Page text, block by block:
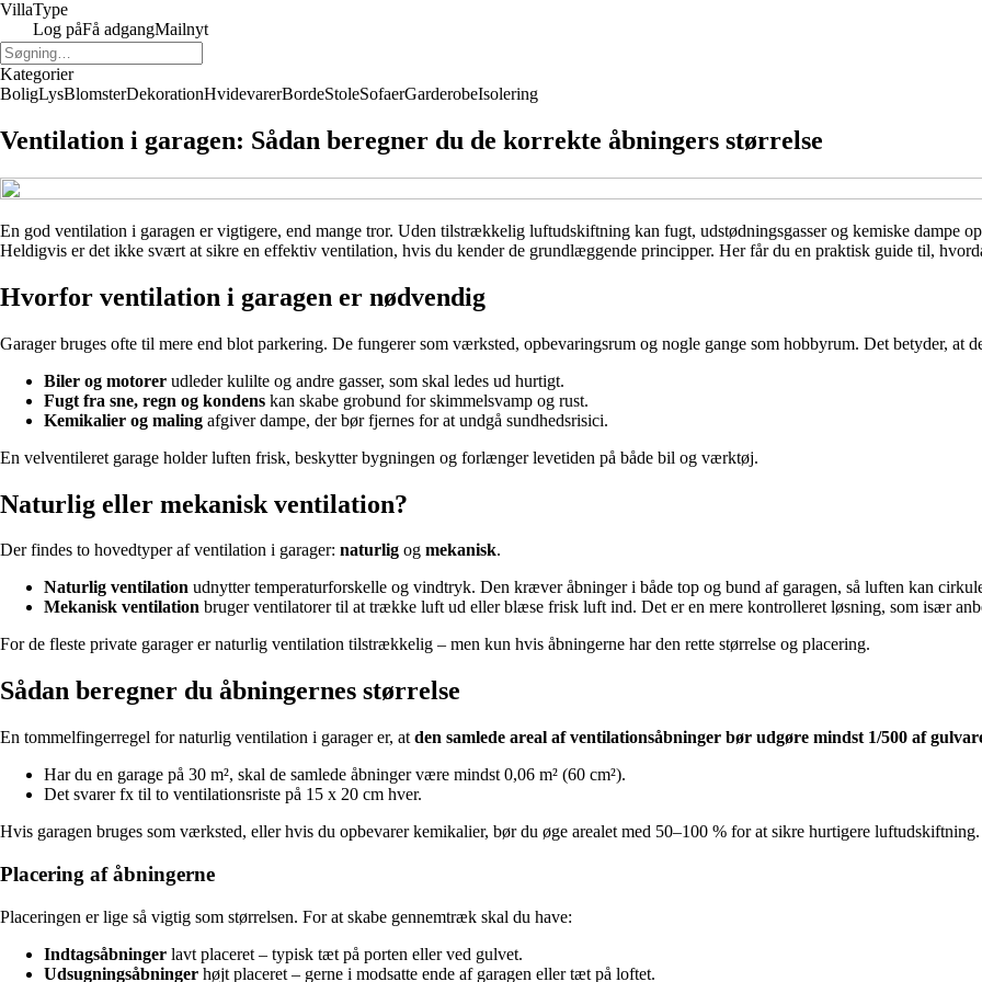
VillaType
Log påFå adgangMailnyt
Kategorier
BoligLysBlomsterDekorationHvidevarerBordeStoleSofaerGarderobeIsolering
Ventilation i garagen: Sådan beregner du de korrekte åbningers størrelse
En god ventilation i garagen er vigtigere, end mange tror. Uden tilstrækkelig luftudskiftning kan fugt, udstødningsgasser og kemiske dampe
Heldigvis er det ikke svært at sikre en effektiv ventilation, hvis du kender de grundlæggende principper. Her får du en praktisk guide til,
Hvorfor ventilation i garagen er nødvendig
Garager bruges ofte til mere end blot parkering. De fungerer som værksted, opbevaringsrum og nogle gange som hobbyrum. Det betyder, at
Biler og motorer udleder kulilte og andre gasser, som skal ledes ud hurtigt.
Fugt fra sne, regn og kondens kan skabe grobund for skimmelsvamp og rust.
Kemikalier og maling afgiver dampe, der bør fjernes for at undgå sundhedsrisici.
En velventileret garage holder luften frisk, beskytter bygningen og forlænger levetiden på både bil og værktøj.
Naturlig eller mekanisk ventilation?
Der findes to hovedtyper af ventilation i garager: naturlig og mekanisk.
Naturlig ventilation udnytter temperaturforskelle og vindtryk. Den kræver åbninger i både top og bund af garagen, så luften kan
Mekanisk ventilation bruger ventilatorer til at trække luft ud eller blæse frisk luft ind. Det er en mere kontrolleret løsning, som især
For de fleste private garager er naturlig ventilation tilstrækkelig – men kun hvis åbningerne har den rette størrelse og placering.
Sådan beregner du åbningernes størrelse
En tommelfingerregel for naturlig ventilation i garager er, at den samlede areal af ventilationsåbninger bør udgøre mindst 1/500 af
Har du en garage på 30 m², skal de samlede åbninger være mindst 0,06 m² (60 cm²).
Det svarer fx til to ventilationsriste på 15 x 20 cm hver.
Hvis garagen bruges som værksted, eller hvis du opbevarer kemikalier, bør du øge arealet med 50–100 % for at sikre hurtigere luftudskiftning.
Placering af åbningerne
Placeringen er lige så vigtig som størrelsen. For at skabe gennemtræk skal du have:
Indtagsåbninger lavt placeret – typisk tæt på porten eller ved gulvet.
Udsugningsåbninger højt placeret – gerne i modsatte ende af garagen eller tæt på loftet.